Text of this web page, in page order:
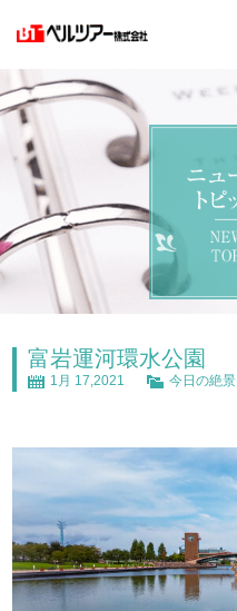
富岩運河環水公園
1月 17,2021 今日の絶景